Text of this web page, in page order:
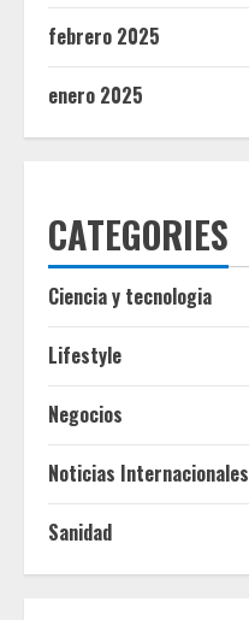
febrero 2025
enero 2025
CATEGORIES
Ciencia y tecnologia
Lifestyle
Negocios
Noticias Internacionales
Sanidad